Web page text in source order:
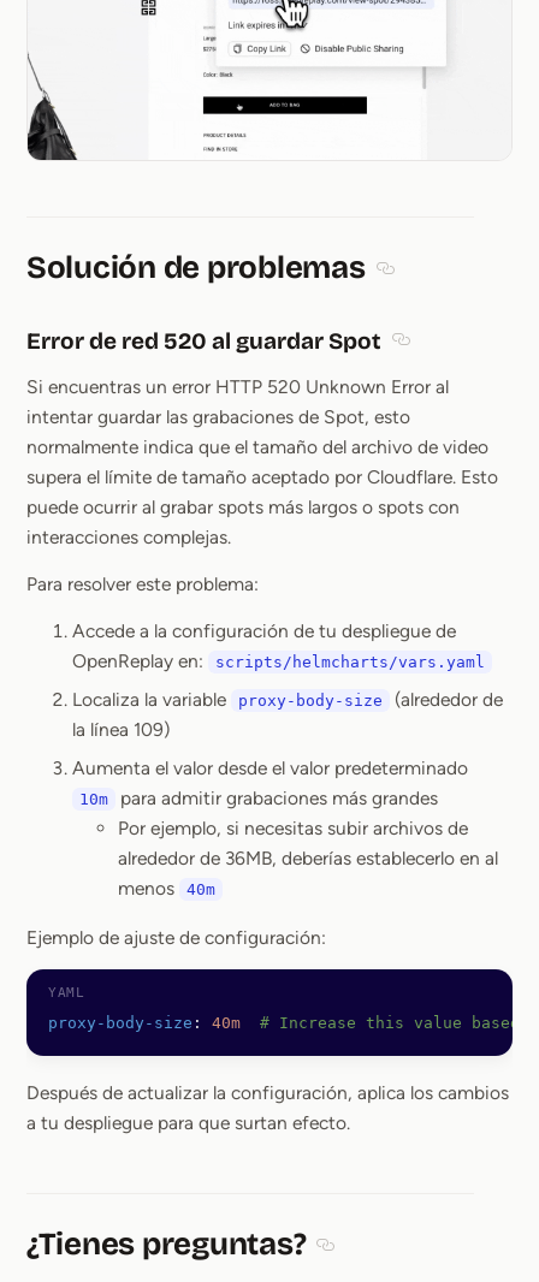
Solución de problemas
Error de red 520 al guardar Spot
Si encuentras un error HTTP 520 Unknown Error al
intentar guardar las grabaciones de Spot, esto
normalmente indica que el tamaño del archivo de video
supera el límite de tamaño aceptado por Cloudflare. Esto
puede ocurrir al grabar spots más largos o spots con
interacciones complejas.
Para resolver este problema:
Accede a la configuración de tu despliegue de
OpenReplay en:
scripts/helmcharts/vars.yaml
Localiza la variable proxy-body-size
(alrededor de
la línea 109)
Aumenta el valor desde el valor predeterminado
10m
para admitir grabaciones más grandes
Por ejemplo, si necesitas subir archivos de
alrededor de 36MB, deberías establecerlo en al
menos
40m
Ejemplo de ajuste de configuración:
proxy-body-size : 40m
# Increase this value based
Después de actualizar la configuración, aplica los cambios
a tu despliegue para que surtan efecto.
¿Tienes preguntas?